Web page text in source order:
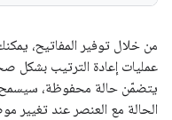
عمليات إعادة الترتيب بشكل
الحالة مع العنصر عند تغيير